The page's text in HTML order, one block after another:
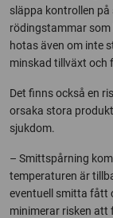
släppa kontrollen på
rödingstammar som
hotas även om inte
minskad tillväxt och
Det finns också en
orsaka stora
sjukdom.
– Smittspårning
temperaturen är
eventuell smitta fått
minimerar risken att